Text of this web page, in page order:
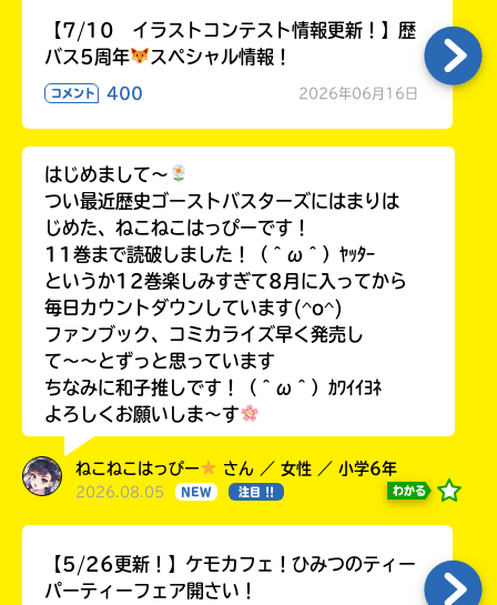
【7/10 イラストコンテスト情報更新！】歴
バス5周年
スペシャル情報！
コメント 400 2026年06月16日
はじめまして〜
つい最近歴史ゴーストバスターズにはまりは
じめた、ねこねこはっぴーです！
11巻まで読破しました！（＾ω＾）ﾔｯﾀｰ
というか12巻楽しみすぎて8月に入ってから
毎日カウントダウンしています(^o^)
ファンブック、コミカライズ早く発売し
て〜〜とずっと思っています
ちなみに和子推しです！（＾ω＾）ｶﾜｲｲﾖﾈ
よろしくお願いしま〜す
ねこねこはっぴー さん ／ 女性 ／ 小学6年
2026.08.05 NEW 注目 !! わかる
【5/26更新！】ケモカフェ！ひみつのティー
パーティーフェア開さい！